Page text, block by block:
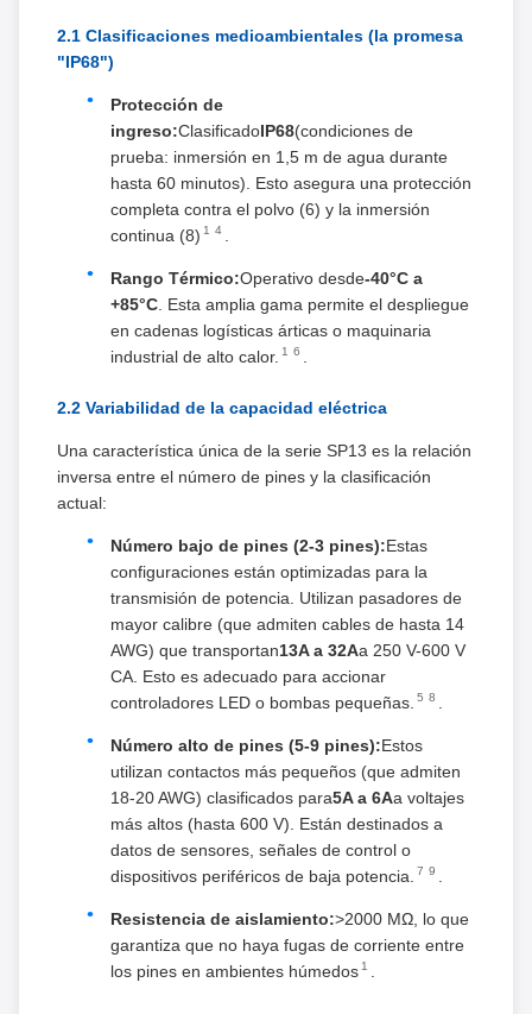
2.1 Clasificaciones medioambientales (la promesa
"IP68")
Protección de
ingreso:ClasificadoIP68(condiciones de
prueba: inmersión en 1,5 m de agua durante
hasta 60 minutos). Esto asegura una protección
completa contra el polvo (6) y la inmersión
continua (8) 1 4
Rango Térmico:Operativo desde-40°C a
+85°C . Esta amplia gama permite el despliegue
en cadenas logísticas árticas o maquinaria
industrial de alto calor. 1 6
2.2 Variabilidad de la capacidad eléctrica
Una característica única de la serie SP13 es la relación
inversa entre el número de pines y la clasificación
actual:
Número bajo de pines (2-3 pines):Estas
configuraciones están optimizadas para la
transmisión de potencia. Utilizan pasadores de
mayor calibre (que admiten cables de hasta 14
AWG) que transportan13A a 32Aa 250 V-600 V
CA. Esto es adecuado para accionar
controladores LED o bombas pequeñas. 5 8
Número alto de pines (5-9 pines):Estos
utilizan contactos más pequeños (que admiten
18-20 AWG) clasificados para5A a 6Aa voltajes
más altos (hasta 600 V). Están destinados a
datos de sensores, señales de control o
dispositivos periféricos de baja potencia.
7 9
Resistencia de aislamiento:>2000 MΩ, lo que
garantiza que no haya fugas de corriente entre
los pines en ambientes húmedos 1